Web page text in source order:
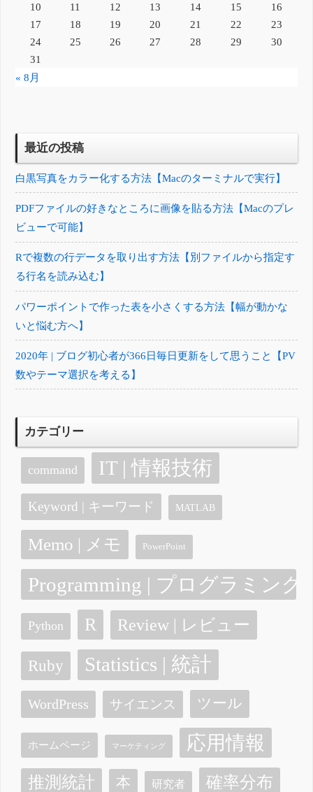
10
11 12 13 14 15
16
17
18 19 20 21 22
23
24
25 26 27 28 29
30
31
« 8月
最近の投稿
白黒写真をカラー化する方法【Macのターミナルで実行】
PDFファイルの好きなところに画像を貼る方法【Macのプレ
ビューで可能】
Rで複数の行データを取り出す方法【別ファイルから指定す
る行名を読み込む】
パワーポイントで作った表を小さくする方法【幅が動かな
いと悩む方へ】
2020年 | ブログ初心者が366日毎日更新をして思うこと【PV
数やテーマ選択を考える】
カテゴリー
command IT | 情報技術
Keyword | キーワード MATLAB
Memo | メモ PowerPoint
Programming | プログラミング
Python R Review | レビュー
Ruby Statistics | 統計
WordPress サイエンス ツール
ホームページ マーケティング 応用情報
推測統計 本 研究者 確率分布